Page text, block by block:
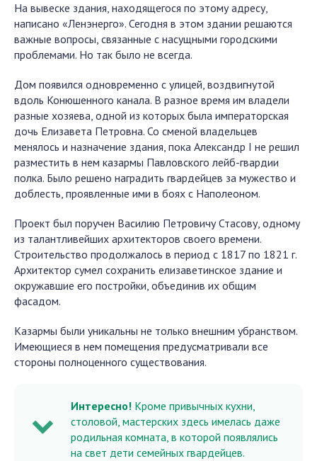
На вывеске здания, находящегося по этому адресу,
написано «Ленэнерго». Сегодня в этом здании решаются
важные вопросы, связанные с насущными городскими
проблемами. Но так было не всегда.
Дом появился одновременно с улицей, воздвигнутой
вдоль Конюшенного канала. В разное время им владели
разные хозяева, одной из которых была императорская
дочь Елизавета Петровна. Со сменой владельцев
менялось и назначение здания, пока Александр I не решил
разместить в нем казармы Павловского лейб-гвардии
полка. Было решено наградить гвардейцев за мужество и
доблесть, проявленные ими в боях с Наполеоном.
Проект был поручен Василию Петровичу Стасову, одному
из талантливейших архитекторов своего времени.
Строительство продолжалось в период с 1817 по 1821 г.
Архитектор сумел сохранить елизаветинское здание и
окружавшие его постройки, объединив их общим
фасадом.
Казармы были уникальны не только внешним убранством.
Имеющиеся в нем помещения предусматривали все
стороны полноценного существования.
Интересно! Кроме привычных кухни,
столовой, мастерских здесь имелась даже
родильная комната, в которой появлялись
на свет дети семейных гвардейцев.